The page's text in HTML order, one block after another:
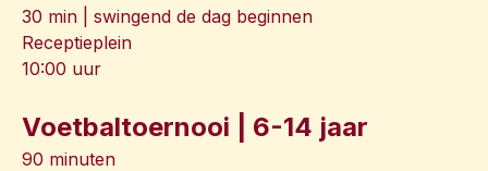
30 min | swingend de dag beginnen
Receptieplein
10:00 uur
Voetbaltoernooi | 6-14 jaar
90 minuten